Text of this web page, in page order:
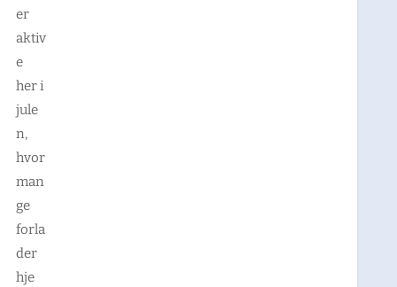
er
aktiv
e
her i
jule
n,
hvor
man
ge
forla
der
hje